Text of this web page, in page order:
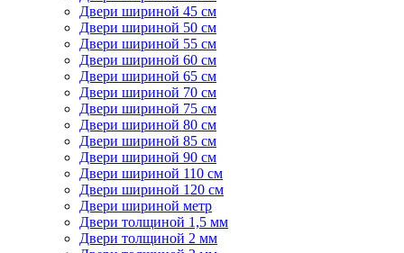
Двери шириной 45 см
Двери шириной 50 см
Двери шириной 55 см
Двери шириной 60 см
Двери шириной 65 см
Двери шириной 70 см
Двери шириной 75 см
Двери шириной 80 см
Двери шириной 85 см
Двери шириной 90 см
Двери шириной 110 см
Двери шириной 120 см
Двери шириной метр
Двери толщиной 1,5 мм
Двери толщиной 2 мм